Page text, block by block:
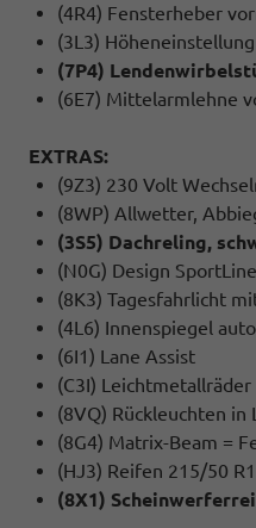
(4R4) Fensterheber
(3L3)
(7P4)
(6E7) Mittelarmlehne
EXTRAS:
(9Z3) 230 Volt
(8WP) Allwetter,
(3S5) Dachreling,
(N0G) Design
(8K3) Tagesfahrlicht
(4L6) Innenspiegel
(6I1) Lane Assist
(C3I)
(8VQ) Rückleuchten in
(8G4) Matrix-Beam =
(HJ3) Reifen 215/50
(8X1)